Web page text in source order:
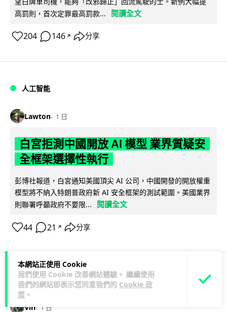
本網站正使用 Cookie
我們使用 Cookie 改善網站體驗。 繼續使用
我們的網站即表示您同意我們的 Cookie 政
策 。
高罰則，首次定罪最高罰款...
閱讀全文
204 146 ↗ 分享
人工智能
Lawton 1 日
白宮拒測中國開放 AI 模型 業界質疑安
全框架選擇性執行
彭博社報道，白宮通知美國頂尖 AI 公司，中國開發的開放權重
模型將不納入特朗普政府新 AI 安全框架的測試範圍。美國業界
則聯署呼籲政府不要限...
閱讀全文
44 21 ↗ 分享
人工智能
Vin 1 日